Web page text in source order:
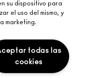
su dispositivo para
el uso del mismo, y
marketing.
todas las
cookies